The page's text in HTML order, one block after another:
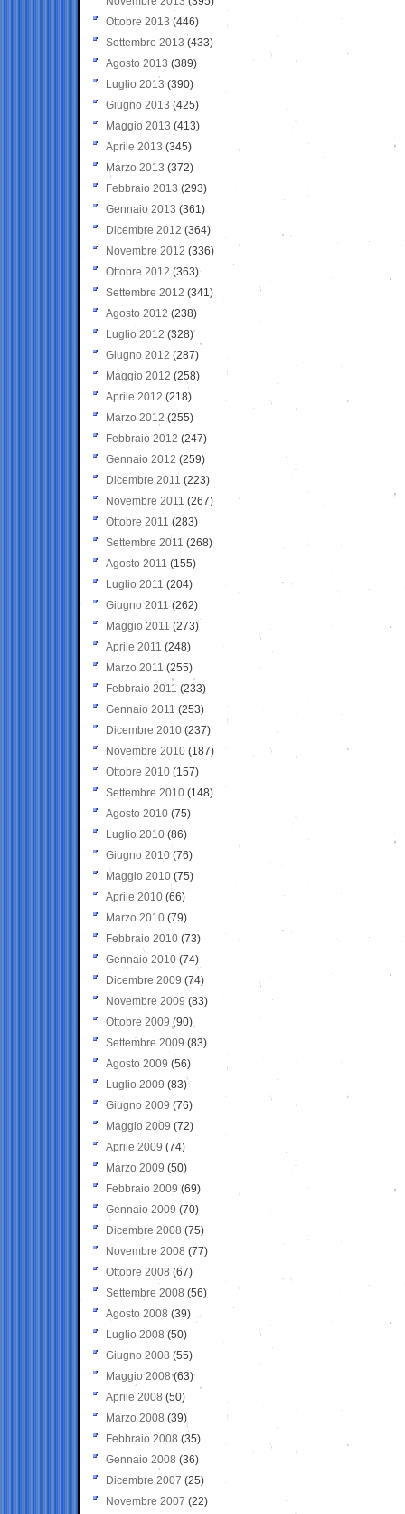
Ottobre 2013 (446)
Settembre 2013 (433)
Agosto 2013 (389)
Luglio 2013 (390)
Giugno 2013 (425)
Maggio 2013 (413)
Aprile 2013 (345)
Marzo 2013 (372)
Febbraio 2013 (293)
Gennaio 2013 (361)
Dicembre 2012 (364)
Novembre 2012 (336)
Ottobre 2012 (363)
Settembre 2012 (341)
Agosto 2012 (238)
Luglio 2012 (328)
Giugno 2012 (287)
Maggio 2012 (258)
Aprile 2012 (218)
Marzo 2012 (255)
Febbraio 2012 (247)
Gennaio 2012 (259)
Dicembre 2011 (223)
Novembre 2011 (267)
Ottobre 2011 (283)
Settembre 2011 (268)
Agosto 2011 (155)
Luglio 2011 (204)
Giugno 2011 (262)
Maggio 2011 (273)
Aprile 2011 (248)
Marzo 2011 (255)
Febbraio 2011 (233)
Gennaio 2011 (253)
Dicembre 2010 (237)
Novembre 2010 (187)
Ottobre 2010 (157)
Settembre 2010 (148)
Agosto 2010 (75)
Luglio 2010 (86)
Giugno 2010 (76)
Maggio 2010 (75)
Aprile 2010 (66)
Marzo 2010 (79)
Febbraio 2010 (73)
Gennaio 2010 (74)
Dicembre 2009 (74)
Novembre 2009 (83)
Ottobre 2009 (90)
Settembre 2009 (83)
Agosto 2009 (56)
Luglio 2009 (83)
Giugno 2009 (76)
Maggio 2009 (72)
Aprile 2009 (74)
Marzo 2009 (50)
Febbraio 2009 (69)
Gennaio 2009 (70)
Dicembre 2008 (75)
Novembre 2008 (77)
Ottobre 2008 (67)
Settembre 2008 (56)
Agosto 2008 (39)
Luglio 2008 (50)
Giugno 2008 (55)
Maggio 2008(63)
Aprile 2008 (50)
Marzo 2008 (39)
Febbraio 2008 (35)
Gennaio 2008 (36)
Dicembre 2007 (25)
Novembre 2007 (22)